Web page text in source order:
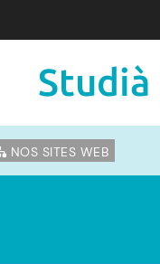
Studià |
NOS SITES WEB